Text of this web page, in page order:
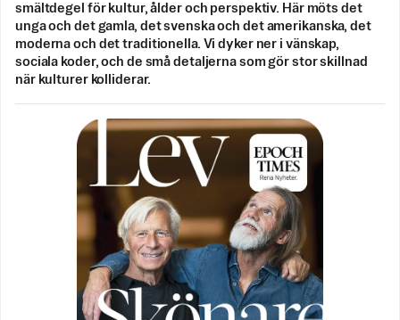
smältdegel för kultur, ålder och perspektiv. Här möts det
unga och det gamla, det svenska och det amerikanska, det
moderna och det traditionella. Vi dyker ner i vänskap,
sociala koder, och de små detaljerna som gör stor skillnad
när kulturer kolliderar.